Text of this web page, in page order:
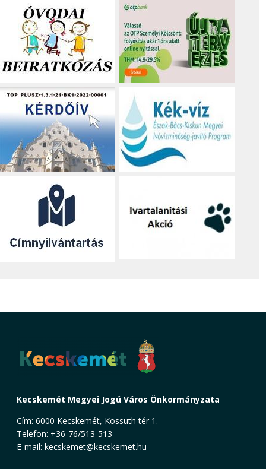
Kecskemét Megyei Jogú Város Önkormányzata
Cím: 6000 Kecskemét, Kossuth tér 1.
Telefon: +36-76/513-513
E-mail: kecskemet@kecskemet.hu